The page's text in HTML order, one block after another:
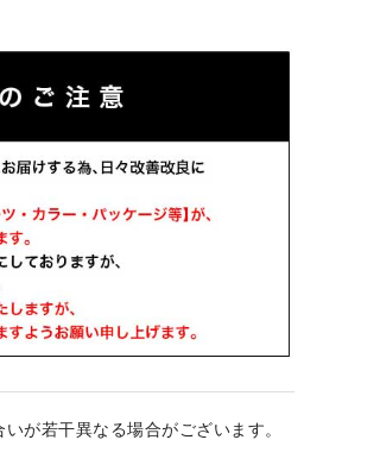
が若干異なる場合がございます。